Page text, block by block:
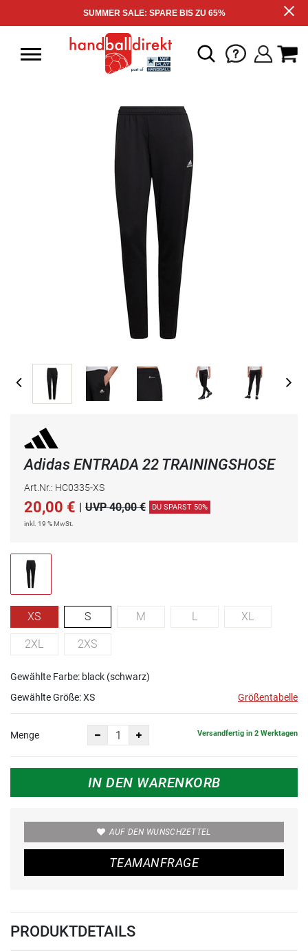
SUMMER SALE: SPARE BIS ZU 65%
Adidas ENTRADA 22 TRAININGSHOSE
Art.Nr.: HC0335-XS
20,00 € | UVP 40,00 € DU SPARST 50%
inkl. 19 % MwSt.
XS S M L XL
2XL 2XS
Gewählte Farbe: black (schwarz)
Gewählte Größe:XS Größentabelle
Menge Versandfertig in 2 Werktagen
IN DEN WARENKORB
AUF DEN WUNSCHZETTEL
TEAMANFRAGE
PRODUKTDETAILS